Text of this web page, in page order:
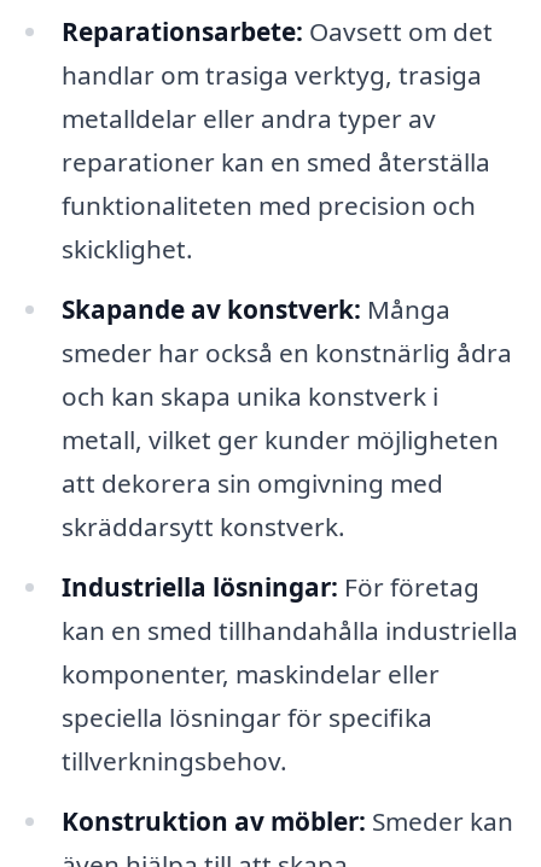
Reparationsarbete: Oavsett om det
handlar om trasiga verktyg, trasiga
metalldelar eller andra typer av
reparationer kan en smed återställa
funktionaliteten med precision och
skicklighet.
Skapande av konstverk: Många
smeder har också en konstnärlig ådra
och kan skapa unika konstverk i
metall, vilket ger kunder möjligheten
att dekorera sin omgivning med
skräddarsytt konstverk.
Industriella lösningar: För företag
kan en smed tillhandahålla industriella
komponenter, maskindelar eller
speciella lösningar för specifika
tillverkningsbehov.
Konstruktion av möbler: Smeder kan